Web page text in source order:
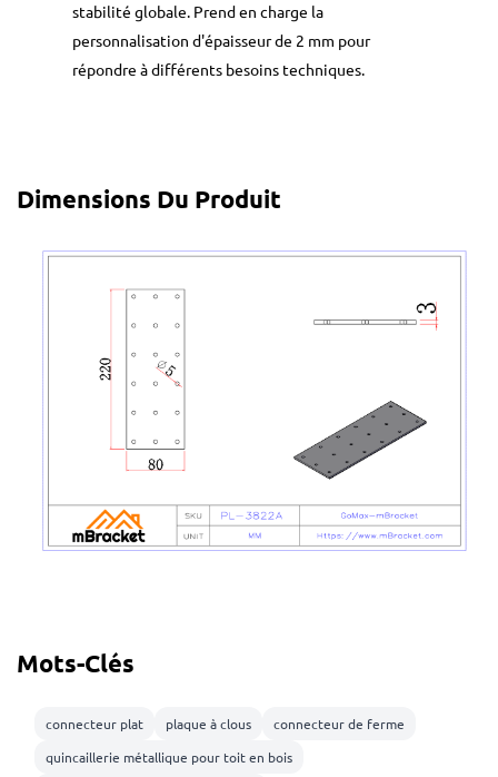
stabilité globale. Prend en charge la
personnalisation d'épaisseur de 2 mm pour
répondre à différents besoins techniques.
Dimensions Du Produit
Mots-Clés
connecteur plat plaque à clous
connecteur de ferme
quincaillerie métallique pour toit en bois